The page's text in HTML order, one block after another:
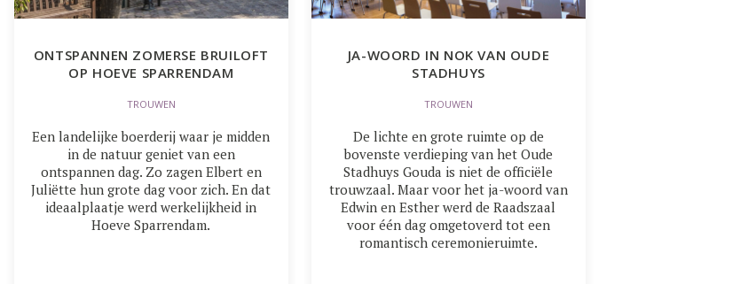
ONTSPANNEN ZOMERSE BRUILOFT
OP HOEVE SPARRENDAM
TROUWEN
Een landelijke boerderij waar je midden
in de natuur geniet van een
ontspannen dag. Zo zagen Elbert en
Juliëtte hun grote dag voor zich. En dat
ideaalplaatje werd werkelijkheid in
Hoeve Sparrendam.
JA-WOORD IN NOK VAN OUDE
STADHUYS
TROUWEN
De lichte en grote ruimte op de
bovenste verdieping van het Oude
Stadhuys Gouda is niet de officiële
trouwzaal. Maar voor het ja-woord van
Edwin en Esther werd de Raadszaal
voor één dag omgetoverd tot een
romantisch ceremonieruimte.